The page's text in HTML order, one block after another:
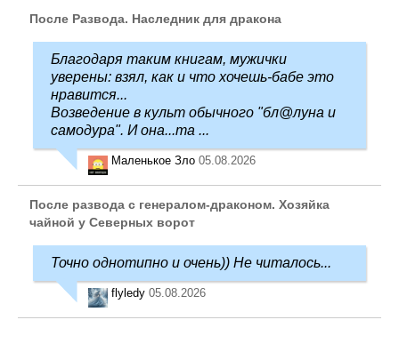
После Развода. Наследник для дракона
Благодаря таким книгам, мужички
уверены: взял, как и что хочешь-бабе это
нравится...
Возведение в культ обычного "бл@луна и
самодура". И она...та ...
Маленькое Зло 05.08.2026
После развода с генералом-драконом. Хозяйка
чайной у Северных ворот
Точно однотипно и очень)) Не читалось...
flyledy 05.08.2026